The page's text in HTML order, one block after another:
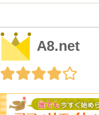
A8.net